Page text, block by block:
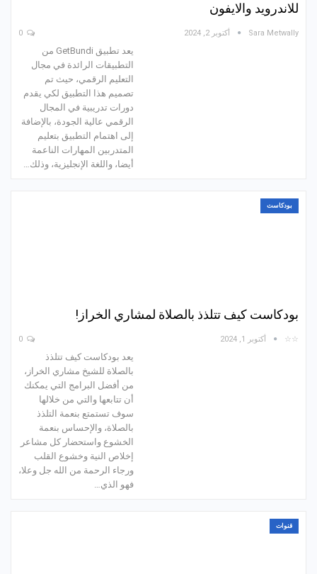
للاندرويد والايفون
Sara Metwally أكتوبر 2, 2024
يعد تطبيق GetBundi من
التطبيقات الرائدة في مجال
التعليم الرقمي، حيث تم
تصميم هذا التطبيق لكي يقدم
دورات تدريبية في المجال
الرقمي عالية الجودة، بالإضافة
إلى اهتمام التطبيق بتعليم
المتدربين المهارات الناعمة
أيضا، واللغة الإنجليزية، وذلك…
بودكاست
بودكاست كيف تتلذذ بالصلاة لمشاري الخراز!
☆☆ أكتوبر 1, 2024
يعد بودكاست كيف تتلذذ
بالصلاة للشيخ مشاري الخراز،
من أفضل البرامج التي يمكنك
أن تتابعها والتي من خلالها
سوف تستمتع بنعمة التلذذ
بالصلاة، والإحساس بنعمة
الخشوع واستحضار كل مشاعر
إخلاص النية وخشوع القلب
ورجاء الرحمة من الله جل وعلا،
فهو الذي…
قنوات